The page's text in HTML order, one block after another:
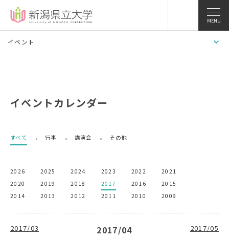
MENU
イベント
イベントカレンダー
すべて 行事 講演会 その他
2026 2025 2024 2023 2022
2021
2020
2019 2018 2017 2016
2015
2014
2013 2012 2011 2010 2009
2017/03 2017/05
2017/04